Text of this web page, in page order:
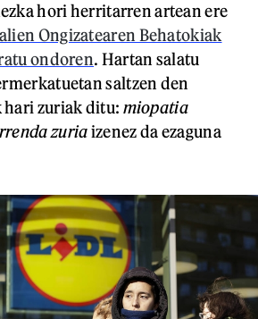
hori herritarren artean ere
Ongizatearen Behatokiak
ondoren. Hartan salatu
saltzen den
hari zuriak ditu: miopatia
zuriaizenez da ezaguna